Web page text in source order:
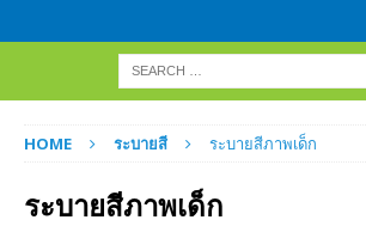
HOME ระบายสี ระบายสีภาพเด็ก
ระบายสีภาพเด็ก